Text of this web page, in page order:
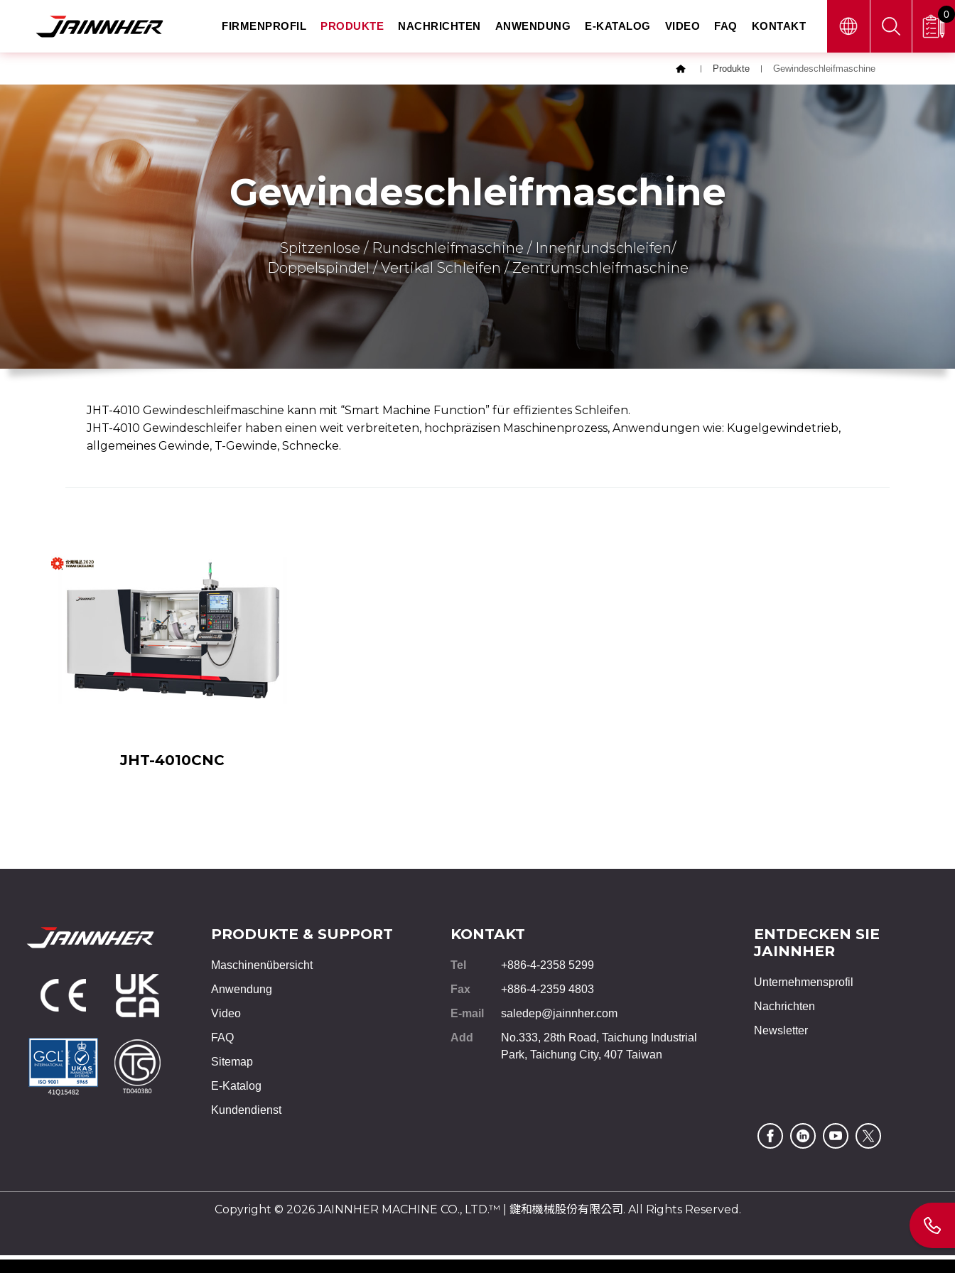
FIRMENPROFIL PRODUKTE NACHRICHTEN ANWENDUNG E-KATALOG VIDEO FAQ KONTAKT
0
Produkte Gewindeschleifmaschine
Gewindeschleifmaschine
Spitzenlose / Rundschleifmaschine / Innenrundschleifen/
Doppelspindel / Vertikal Schleifen / Zentrumschleifmaschine
JHT-4010 Gewindeschleifmaschine kann mit “Smart Machine Function” für effizientes Schleifen.
JHT-4010 Gewindeschleifer haben einen weit verbreiteten, hochpräzisen Maschinenprozess, Anwendungen wie: Kugelgewindetrieb,
allgemeines Gewinde, T-Gewinde, Schnecke.
JHT-4010CNC
PRODUKTE & SUPPORT
Maschinenübersicht
Anwendung
Video
FAQ
Sitemap
E-Katalog
Kundendienst
KONTAKT
Tel
+886-4-2358 5299
Fax
+886-4-2359 4803
E-mail
saledep@jainnher.com
Add
No.333, 28th Road, Taichung Industrial
Park, Taichung City,407Taiwan
ENTDECKEN SIE
JAINNHER
Unternehmensprofil
Nachrichten
Newsletter
Copyright © 2026 JAINNHER MACHINE CO., LTD.™ | 鍵和機械股份有限公司. All Rights Reserved.